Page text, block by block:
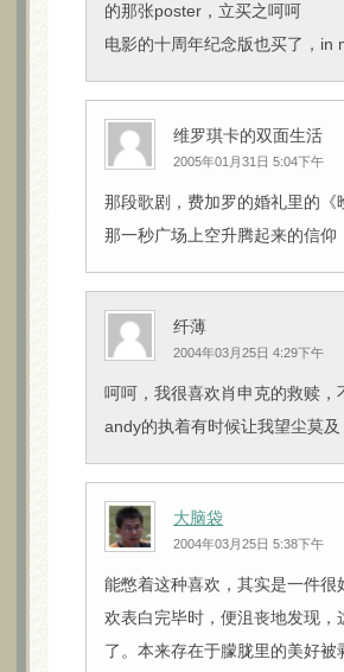
的那张poster，立买之呵呵
电影的十周年纪念版也买了，
维罗琪卡的双面生活
2005年01月31日 5:04下午
那段歌剧，费加罗的婚礼里的
那一秒广场上空升腾起来的信
纤薄
2004年03月25日 4:29下午
呵呵，我很喜欢肖申克的救赎
andy的执着有时候让我望尘莫及
大脑袋
2004年03月25日 5:38下午
能憋着这种喜欢，其实是一件
欢表白完毕时，便沮丧地发现
了。本来存在于朦胧里的美好